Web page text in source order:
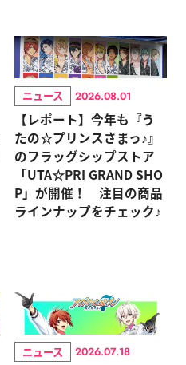
ニュース 2026.08.01
【レポート】今年も『う
たの☆プリンスさまっ♪』
のフラッグシップストア
「UTA☆PRI GRAND SHO
P」が開催！ 注目の商品
ラインナップをチェック♪
ニュース 2026.07.18